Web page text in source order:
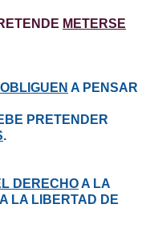
METERSE
A PENSAR
PRETENDER
.
DERECHOA LA
LA LIBERTAD DE